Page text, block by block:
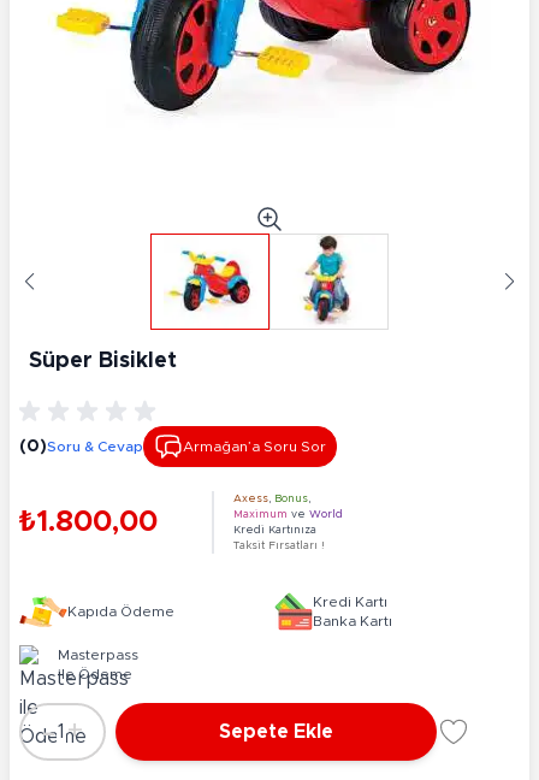
Süper Bisiklet
(0)Soru & Cevap Armağan’a Soru Sor
₺1.800,00
Axess Bonus
Maximum ve World
Kredi Kartınıza
Taksit Fırsatları !
Kapıda Ödeme
Kredi Kartı
Banka Kartı
Masterpass
ile Ödeme
Adet
-1 + Sepete Ekle